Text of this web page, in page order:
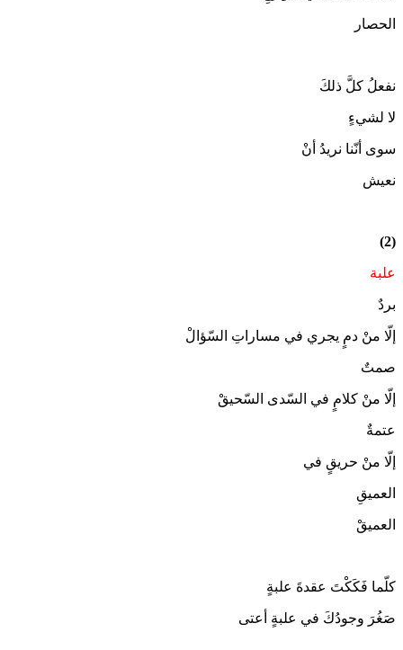
الحصار
نفعلُ كلَّ ذلكَ
لا لشيءٍ
سوى أنّنا نريدُ أنْ
نعيش
(2)
علبة
بردٌ
إلّا منْ دمٍ يجري في مساراتِ السّؤالْ
صمتٌ
إلّا منْ كلامٍ في السّدى السّحيقْ
عتمةٌ
إلّا منْ حريقٍ في
العميقِ
العميقْ
كلّما فَكَكْتَ عقدةَ علبةٍ
صَغُرَ وجودُكَ في علبةٍ أعتى